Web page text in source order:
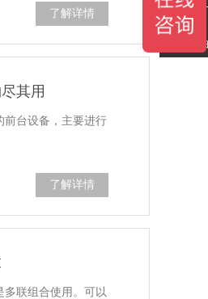
了解详情
其用
前台设备，主要进行
了解详情
多联组合使用。可以
微信扫一扫